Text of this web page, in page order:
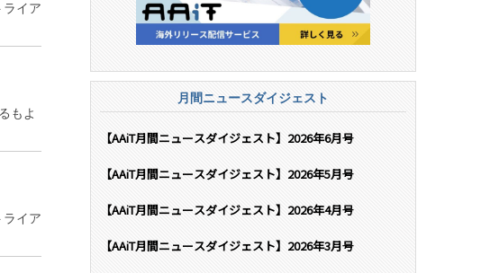
イア
もよ
イア
月間ニュースダイジェスト
【AAiT月間ニュースダイジェスト】2026年6月号
【AAiT月間ニュースダイジェスト】2026年5月号
【AAiT月間ニュースダイジェスト】2026年4月号
【AAiT月間ニュースダイジェスト】2026年3月号